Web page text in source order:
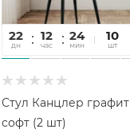
22
дн
12
час
24
мин
22
сек
10
шт
Стул Канцлер графит
софт (2 шт)